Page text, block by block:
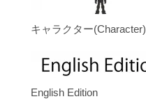
キャラクター(Character)
English Edition